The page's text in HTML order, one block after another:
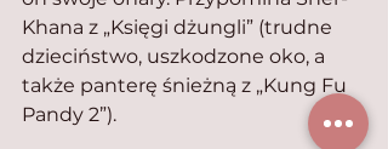
Khana z „Księgi dżungli” (trudne
dzieciństwo, uszkodzone oko, a
także panterę śnieżną z „Kung Fu
Pandy 2”).